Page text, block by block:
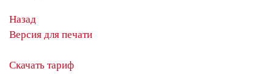
Назад
Версия для печати
Скачать тариф